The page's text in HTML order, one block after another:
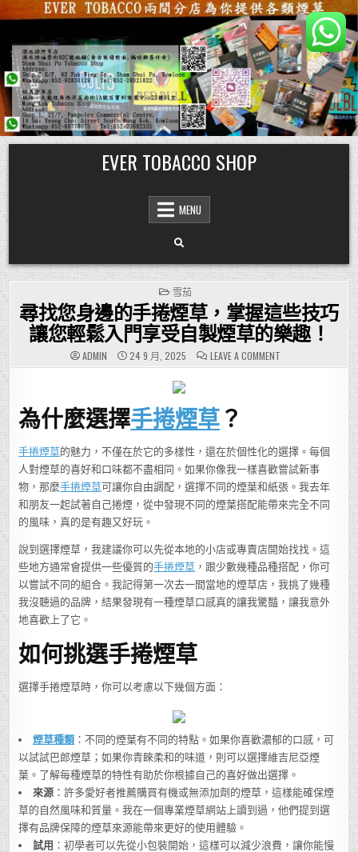
Skip
to
content
EVER TOBACCO SHOP
MENU
POSTED
IN
雪茄
尋找您身邊的手捲煙草，掌握這些技巧
讓您輕鬆入門享受自製煙草的樂趣！
ADMIN 24 9 月, 2025 LEAVE A COMMENTON
尋
草，
掌
握
這
些
技
巧
鬆
入
門
享
受
製
為什麼選擇手捲煙草？
手捲煙草的魅力，不僅在於它的多樣性，還在於個性化的選擇。每個
人對煙草的喜好和口味都不盡相同。如果你像我一樣喜歡嘗試新事
物，那麼手捲煙草可讓你自由調配，選擇不同的煙葉和紙張。我去年
和朋友一起試著自己捲煙，從中發現不同的煙葉搭配能帶來完全不同
的風味，真的是有趣又好玩。
說到選擇煙草，我建議你可以先從本地的小店或專賣店開始找找。這
些地方通常會提供一些優質的手捲煙草 ，跟少數幾種品種搭配，你可
以嘗試不同的組合。我記得第一次去一間當地的煙草店，我挑了幾種
我沒聽過的品牌，結果發現有一種煙草口感真的讓我驚豔，讓我意外
地喜歡上了它。
如何挑選手捲煙草
選擇手捲煙草時，你可以考慮以下幾個方面：
煙草種類 ：不同的煙葉有不同的特點。如果你喜歡濃郁的口感，可
以試試巴郎煙草；如果你青睞柔和的味道，則可以選擇維吉尼亞煙
葉。了解每種煙草的特性有助於你根據自己的喜好做出選擇。
來源 ：許多愛好者推薦購買有機或無添加劑的煙草，這樣能確保煙
草的自然風味和質量。我在一個專業煙草網站上讀到過，他們提到選
擇有品牌保障的煙草來源能帶來更好的使用體驗。
試用 ：初學者可以先從小包裝開始，這樣可以減少浪費，讓你能慢